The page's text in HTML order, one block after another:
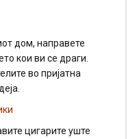
дом, направете
кои ви се драги.
во пријатна
цигарите уште